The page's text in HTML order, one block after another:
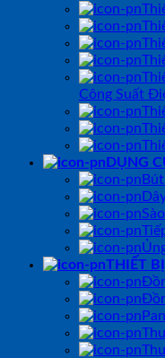
Công Suất
DỤNG
THIẾT